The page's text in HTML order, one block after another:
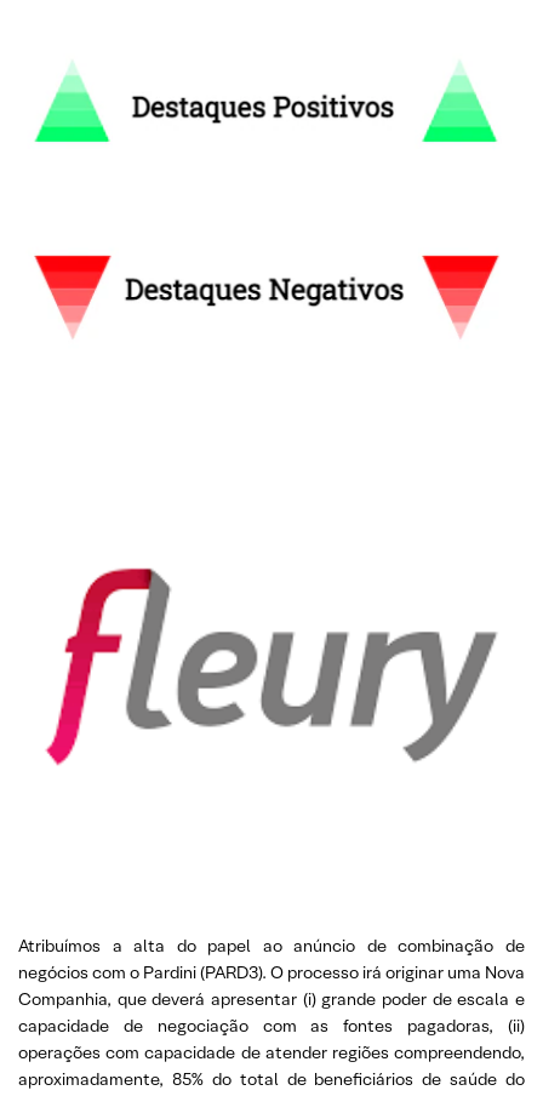
Atribuímos a alta do papel ao anúncio de combinação de
negócios com o Pardini (PARD3). O processo irá originar uma Nova
Companhia, que deverá apresentar (i) grande poder de escala e
capacidade de negociação com as fontes pagadoras, (ii)
operações com capacidade de atender regiões compreendendo,
aproximadamente, 85% do total de beneficiários de saúde do